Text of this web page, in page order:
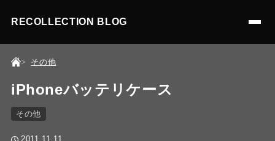
RECOLLECTION BLOG
その他
iPhoneバッテリケース
その他
2011.11.11